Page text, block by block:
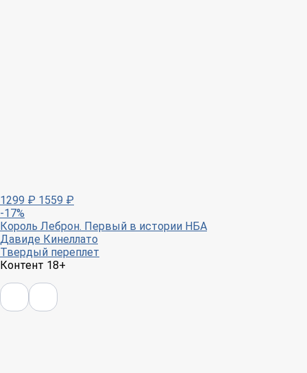
1299 ₽ 1559 ₽
-17%
Король Леброн. Первый в истории НБА
Давиде Кинеллато
Твердый переплет
Контент 18+